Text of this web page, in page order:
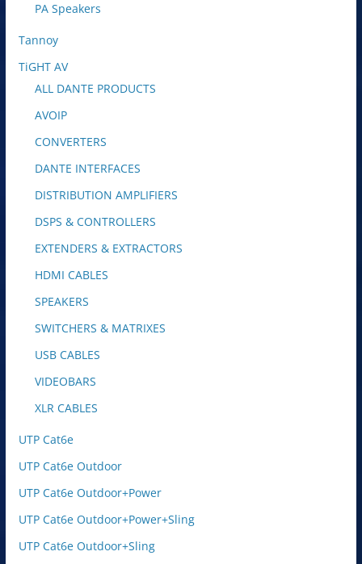
PA Speakers
Tannoy
TiGHT AV
ALL DANTE PRODUCTS
AVOIP
CONVERTERS
DANTE INTERFACES
DISTRIBUTION AMPLIFIERS
DSPS & CONTROLLERS
EXTENDERS & EXTRACTORS
HDMI CABLES
SPEAKERS
SWITCHERS & MATRIXES
USB CABLES
VIDEOBARS
XLR CABLES
UTP Cat6e
UTP Cat6e Outdoor
UTP Cat6e Outdoor+Power
UTP Cat6e Outdoor+Power+Sling
UTP Cat6e Outdoor+Sling